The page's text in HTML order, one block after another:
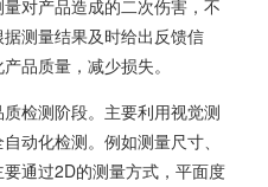
对产品造成的二次伤害，不
测量结果及时给出反馈信
品质量，减少损失。
检测阶段。主要利用视觉测
动化检测。例如测量尺寸、
通过2D的测量方式，平面度